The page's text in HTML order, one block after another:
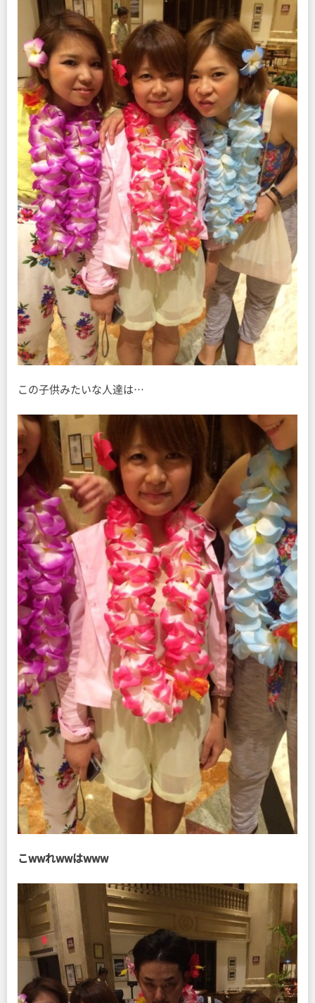
この子供みたいな人達は…
こwwれwwはwww